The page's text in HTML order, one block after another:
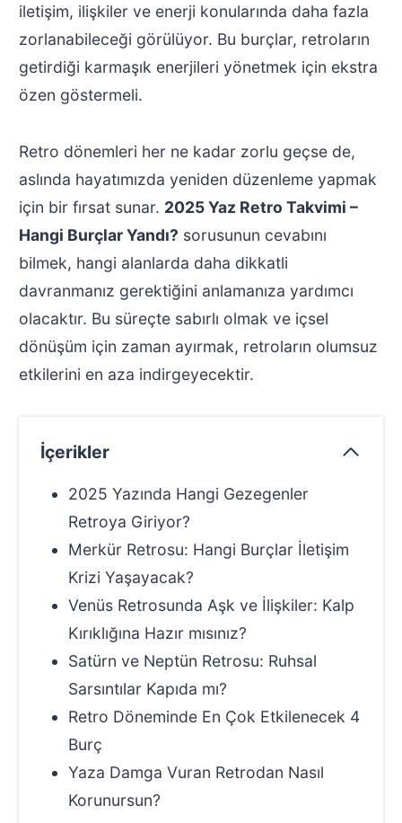
iletişim, ilişkiler ve enerji konularında daha fazla
zorlanabileceği görülüyor. Bu burçlar, retroların
getirdiği karmaşık enerjileri yönetmek için ekstra
özen göstermeli.
Retro dönemleri her ne kadar zorlu geçse de,
aslında hayatımızda yeniden düzenleme yapmak
için bir fırsat sunar. 2025 Yaz Retro Takvimi –
Hangi Burçlar Yandı? sorusunun cevabını
bilmek, hangi alanlarda daha dikkatli
davranmanız gerektiğini anlamanıza yardımcı
olacaktır. Bu süreçte sabırlı olmak ve içsel
dönüşüm için zaman ayırmak, retroların olumsuz
etkilerini en aza indirgeyecektir.
İçerikler
2025 Yazında Hangi Gezegenler
Retroya Giriyor?
Merkür Retrosu: Hangi Burçlar İletişim
Krizi Yaşayacak?
Venüs Retrosunda Aşk ve İlişkiler: Kalp
Kırıklığına Hazır mısınız?
Satürn ve Neptün Retrosu: Ruhsal
Sarsıntılar Kapıda mı?
Retro Döneminde En Çok Etkilenecek 4
Burç
Yaza Damga Vuran Retrodan Nasıl
Korunursun?